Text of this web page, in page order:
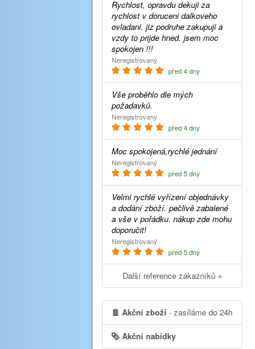
Rychlost, opravdu dekuji za
rychlost v doruceni dalkoveho
ovladani. jiz podruhe zakupuji a
vzdy to prijde hned. jsem moc
spokojen !!!
Neregistrovaný
před 4 dny
Vše proběhlo dle mých
požadavků.
Neregistrovaný
před 4 dny
Moc spokojená,rychlé jednání
Neregistrovaný
před 5 dny
Velmi rychlé vyřízení objednávky
a dodání zboží. pečlivě zabalené
a vše v pořádku. nákup zde mohu
doporučit!
Neregistrovaný
před 5 dny
Další reference zákazníků »
Akční zboží - zasíláme do 24h
Akční nabídky